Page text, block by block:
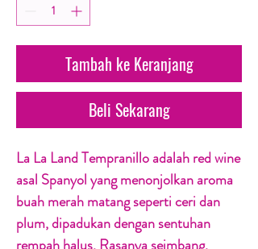
Tambah ke Keranjang
Beli Sekarang
La La Land Tempranillo adalah red wine
asal Spanyol yang menonjolkan aroma
buah merah matang seperti ceri dan
plum, dipadukan dengan sentuhan